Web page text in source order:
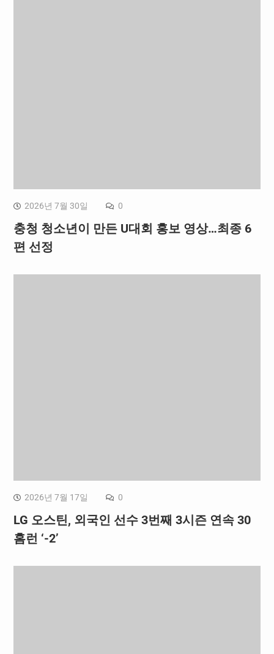
2026년 7월 30일 0
충청 청소년이 만든 U대회 홍보 영상…최종 6
편 선정
2026년 7월 17일 0
LG 오스틴, 외국인 선수 3번째 3시즌 연속 30
홈런 ‘-2’